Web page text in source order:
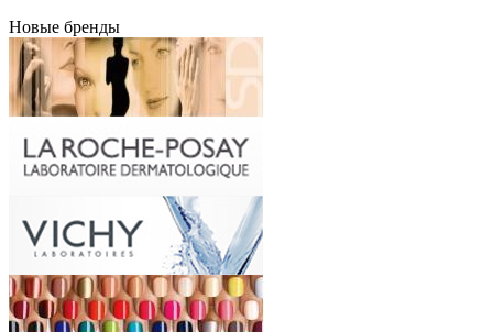
Новые бренды